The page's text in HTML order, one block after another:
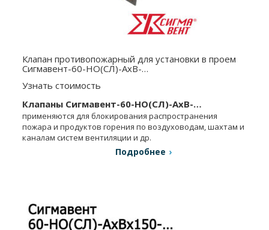
Клапан противопожарный для установки в проем
Сигмавент-60-НО(СЛ)-АхВ-…
Узнать стоимость
Клапаны Сигмавент-60-НО(СЛ)-АхВ-…
применяются для блокирования распространения
пожара и продуктов горения по воздуховодам, шахтам и
каналам систем вентиляции и др.
Подробнее